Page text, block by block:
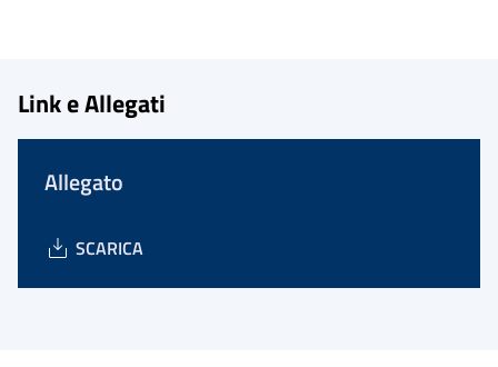
Link e Allegati
Allegato
SCARICA